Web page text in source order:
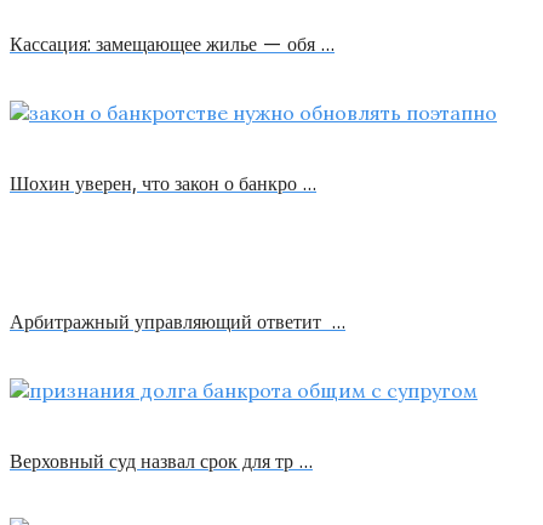
Кассация: замещающее жилье — обя …
Шохин уверен, что закон о банкро …
Арбитражный управляющий ответит …
Верховный суд назвал срок для тр …